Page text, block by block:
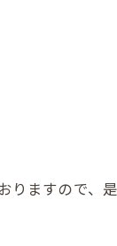
りますので、